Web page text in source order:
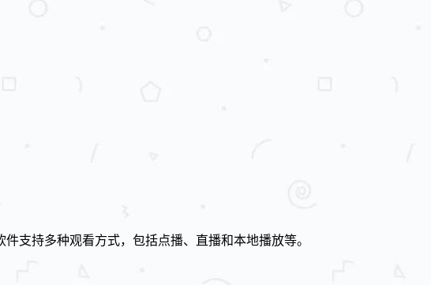
支持多种观看方式，包括点播、直播和本地播放等。